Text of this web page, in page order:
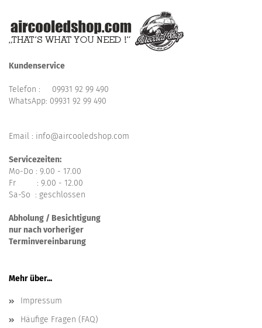
Kundenservice
Telefon : 09931 92 99 490
WhatsApp: 09931 92 99 490
Email : info@aircooledshop.com
Servicezeiten:
Mo-Do : 9.00 - 17.00
Fr : 9.00 - 12.00
Sa-So : geschlossen
Abholung / Besichtigung
nur nach vorheriger
Terminvereinbarung
Mehr über...
Impressum
Häufige Fragen (FAQ)